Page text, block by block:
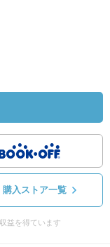
購入ストア一覧
益を得ています